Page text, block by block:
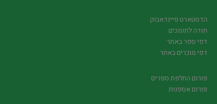
הדסטארט פיינדאבוק
תודה לתומכים
דפי ספר באתר
דפי מוכרים באתר
פורום החלפת ספרים
פורום אספנות